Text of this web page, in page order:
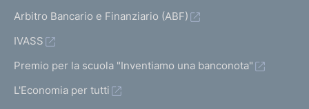
Arbitro Bancario e Finanziario (ABF)
IVASS
Premio per la scuola "Inventiamo una banconota"
L'Economia per tutti